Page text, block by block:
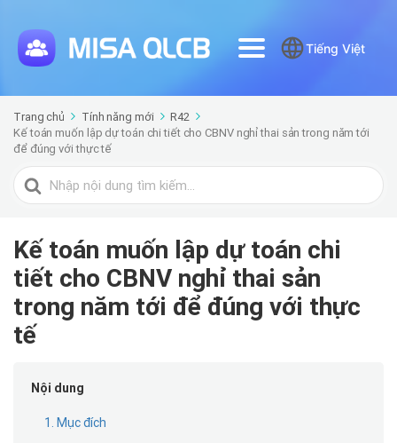
Tiếng Việt
Trang chủ Tính năng mới
R42
Kế toán muốn lập dự toán chi tiết cho CBNV nghỉ thai sản trong năm tới
để đúng với thực tế
Tìm
kiếm
Kế toán muốn lập dự toán chi
tiết cho CBNV nghỉ thai sản
trong năm tới để đúng với thực
tế
Nội dung
1. Mục đích